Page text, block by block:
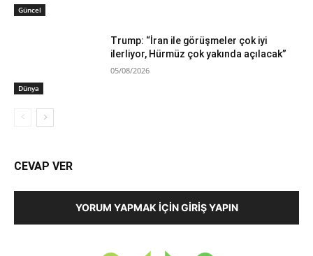
Güncel
Dünya
Trump: “İran ile görüşmeler çok iyi
ilerliyor, Hürmüz çok yakında açılacak”
05/08/2026
CEVAP VER
YORUM YAPMAK İÇIN GIRIŞ YAPIN